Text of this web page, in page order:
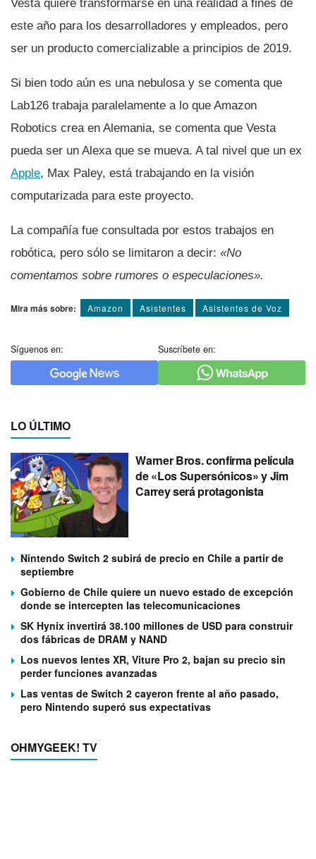
Vesta quiere transformarse en una realidad a fines de
este año para los desarrolladores y empleados, pero
ser un producto comercializable a principios de 2019.
Si bien todo aún es una nebulosa y se comenta que
Lab126 trabaja paralelamente a lo que Amazon
Robotics crea en Alemania, se comenta que Vesta
pueda ser un Alexa que se mueva. A tal nivel que un ex
Apple, Max Paley, está trabajando en la visión
computarizada para este proyecto.
La compañí­a fue consultada por estos trabajos en
robótica, pero sólo se limitaron a decir: «No
comentamos sobre rumores o especulaciones».
Mira más sobre: Amazon Asistentes Asistentes de Voz
Síguenos en: Suscríbete en:
LO ÚLTIMO
Warner Bros. confirma película
de «Los Supersónicos» y Jim
Carrey será protagonista
Nintendo Switch 2 subirá de precio en Chile a partir de
septiembre
Gobierno de Chile quiere un nuevo estado de excepción
donde se intercepten las telecomunicaciones
SK Hynix invertirá 38.100 millones de USD para construir
dos fábricas de DRAM y NAND
Los nuevos lentes XR, Viture Pro 2, bajan su precio sin
perder funciones avanzadas
Las ventas de Switch 2 cayeron frente al año pasado,
pero Nintendo superó sus expectativas
OHMYGEEK! TV